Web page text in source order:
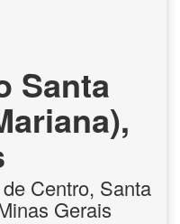
Santa
Centro, Santa
Gerais